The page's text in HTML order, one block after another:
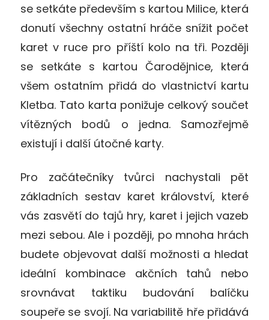
se setkáte především s kartou Milice, která
donutí všechny ostatní hráče snížit počet
karet v ruce pro příští kolo na tři. Později
se setkáte s kartou Čarodějnice, která
všem ostatním přidá do vlastnictví kartu
Kletba. Tato karta ponižuje celkový součet
vítězných bodů o jedna. Samozřejmě
existují i další útočné karty.
Pro začátečníky tvůrci nachystali pět
základních sestav karet království, které
vás zasvětí do tajů hry, karet i jejich vazeb
mezi sebou. Ale i později, po mnoha hrách
budete objevovat další možnosti a hledat
ideální kombinace akčních tahů nebo
srovnávat taktiku budování balíčku
soupeře se svojí. Na variabilitě hře přidává